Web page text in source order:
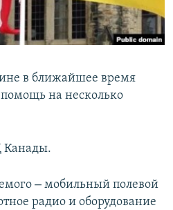
в ближайшее время
на несколько
Канады.
– мобильный полевой
радио и оборудование